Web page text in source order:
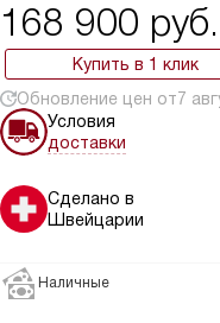
168 900 руб.
Купить в 1 клик
Обновление цен от7
Условия
доставки
Сделано в
Швейцарии
Наличные